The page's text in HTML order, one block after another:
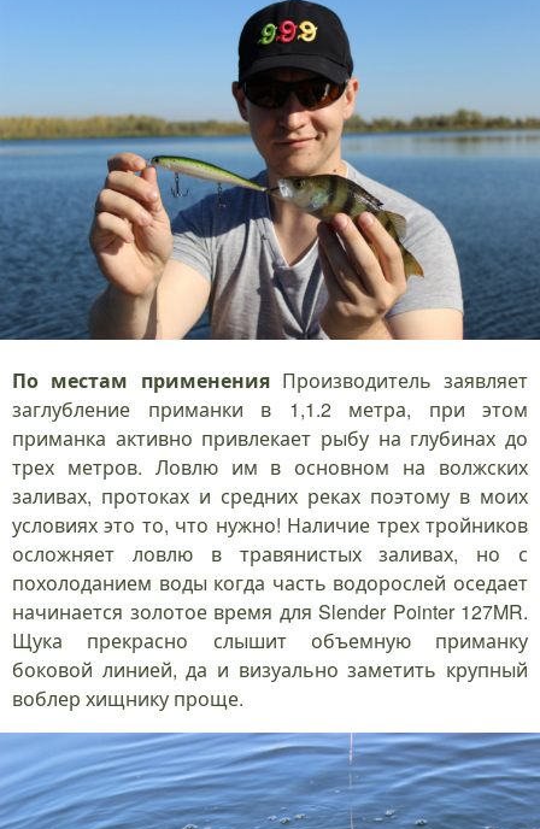
По местам примененияПроизводитель заявляет
заглубление приманки в 1,1.2 метра, при этом
приманка активно привлекает рыбу на глубинах до
трех метров. Ловлю им в основном на волжских
заливах, протоках и средних реках поэтому в моих
условиях это то, что нужно! Наличие трех тройников
осложняет ловлю в травянистых заливах, но с
похолоданием воды когда часть водорослей оседает
начинается золотое время для Slender Pointer 127MR.
Щука прекрасно слышит объемную приманку
боковой линией, да и визуально заметить крупный
воблер хищнику проще.